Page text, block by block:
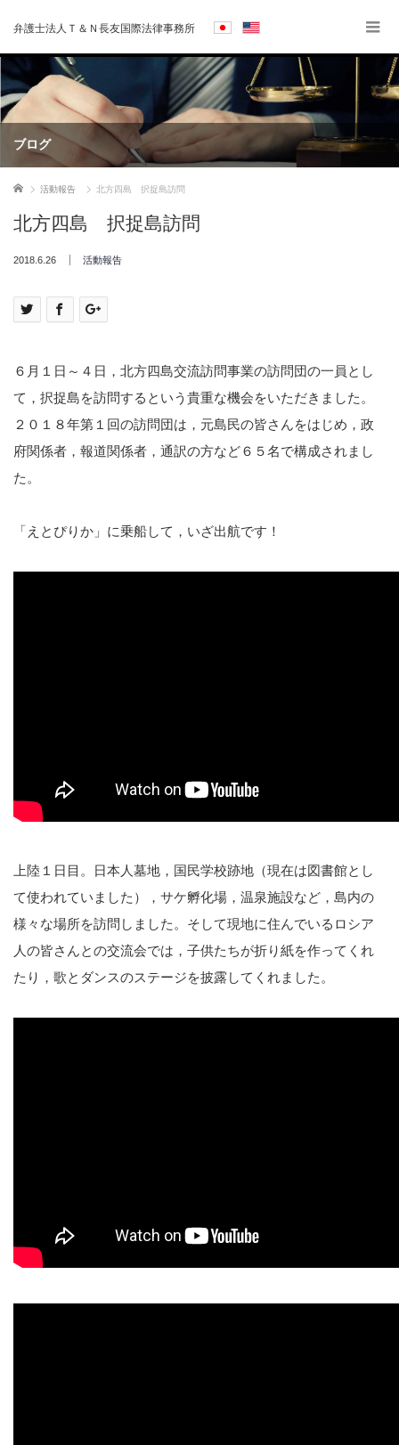
弁護士法人Ｔ＆Ｎ長友国際法律事務所
ブログ
ホーム 活動報告 北方四島 択捉島訪問
北方四島 択捉島訪問
2018.6.26 活動報告
６月１日～４日，北方四島交流訪問事業の訪問団の一員とし
て，択捉島を訪問するという貴重な機会をいただきました。
２０１８年第１回の訪問団は，元島民の皆さんをはじめ，政
府関係者，報道関係者，通訳の方など６５名で構成されまし
た。
「えとぴりか」に乗船して，いざ出航です！
上陸１日目。日本人墓地，国民学校跡地（現在は図書館とし
て使われていました），サケ孵化場，温泉施設など，島内の
様々な場所を訪問しました。そして現地に住んでいるロシア
人の皆さんとの交流会では，子供たちが折り紙を作ってくれ
たり，歌とダンスのステージを披露してくれました。